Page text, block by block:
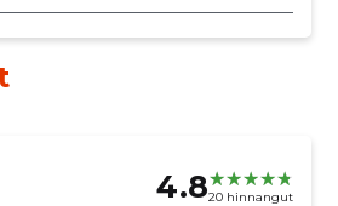
4.820 hinnangut